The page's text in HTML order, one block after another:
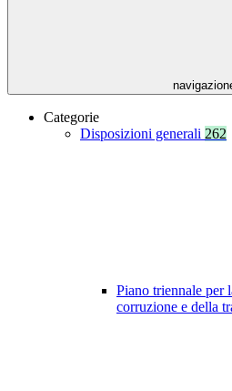
Categorie
Disposizioni generali 262
Piano triennale per
corruzione e della